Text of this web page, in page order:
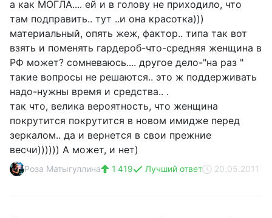
а как МОГЛА.... ей и в голову не приходило, что
там подправить.. тут ..и она красотка)))
материальный, опять жеж, фактор.. типа так вот
взять и поменять гардероб-что-средняя женщина в
РФ может? сомневаюсь.... другое дело-"на раз "
такие вопросы не решаются.. это ж поддерживать
надо-нужны время и средства.. .
так что, велика вероятность, что женщина
покрутится покрутится в новом имидже перед
зеркалом.. да и вернется в свои прежние
весчи)))))) А может, и нет)
Роза Матыгуллина 1 419 Лучший ответ 20.05.2011